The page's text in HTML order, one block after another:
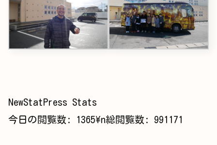
NewStatPress Stats
今日の閲覧数: 1365\n総閲覧数: 991171